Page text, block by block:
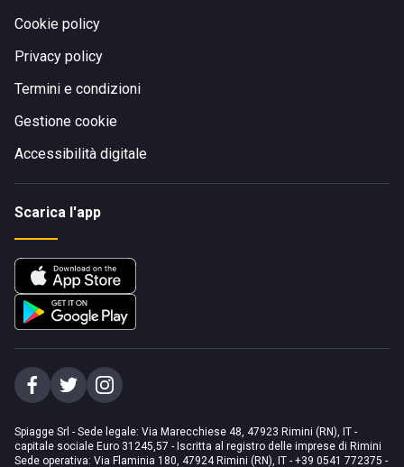
Cookie policy
Privacy policy
Termini e condizioni
Gestione cookie
Accessibilità digitale
Scarica l'app
Spiagge Srl - Sede legale: Via Marecchiese 48, 47923 Rimini (RN), IT -
capitale sociale Euro 31245,57 - Iscritta al registro delle imprese di Rimini
Sede operativa: Via Flaminia 180, 47924 Rimini (RN), IT - +39 0541 772375 -